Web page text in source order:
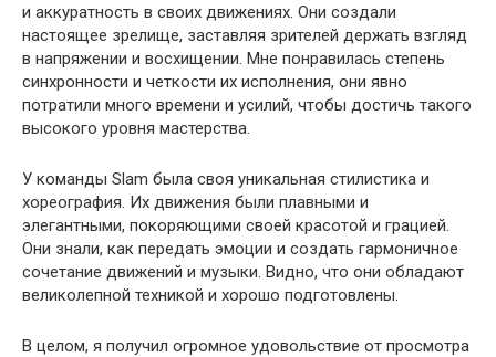
и аккуратность в своих движениях. Они создали
настоящее зрелище, заставляя зрителей держать взгляд
в напряжении и восхищении. Мне понравилась степень
синхронности и четкости их исполнения, они явно
потратили много времени и усилий, чтобы достичь такого
высокого уровня мастерства.
У команды Slam была своя уникальная стилистика и
хореография. Их движения были плавными и
элегантными, покоряющими своей красотой и грацией.
Они знали, как передать эмоции и создать гармоничное
сочетание движений и музыки. Видно, что они обладают
великолепной техникой и хорошо подготовлены.
В целом, я получил огромное удовольствие от просмотра